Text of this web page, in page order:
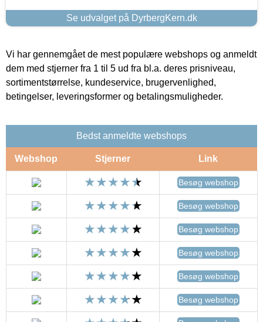
Se udvalget på DyrbergKern.dk
Vi har gennemgået de mest populære webshops og anmeldt
dem med stjerner fra 1 til 5 ud fra bl.a. deres prisniveau,
sortimentstørrelse, kundeservice, brugervenlighed,
betingelser, leveringsformer og betalingsmuligheder.
Bedst anmeldte webshops
Webshop Stjerner Link
Besøg webshop
Besøg webshop
Besøg webshop
Besøg webshop
Besøg webshop
Besøg webshop